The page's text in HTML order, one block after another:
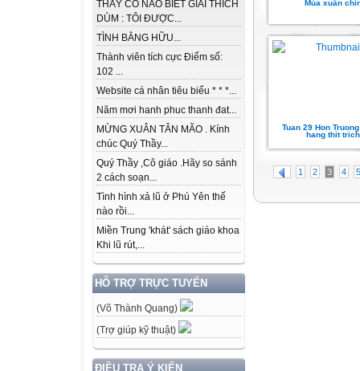
THẦY CÔ NÀO BIẾT GIẢI THÍCH
DÙM : TÔI ĐƯỢC...
TÌNH BẰNG HỮU...
Thành viên tích cực Điểm số:
102 ...
Website cá nhân tiêu biểu * * *...
Năm mơi hanh phuc thanh đat...
MỪNG XUÂN TÂN MÃO . Kính
chúc Quý Thầy...
Quý Thầy ,Cô giáo .Hãy so sánh
2 cách soạn...
Tình hình xả lũ ở Phú Yên thế
nào rồi...
Miền Trung 'khát' sách giáo khoa
Khi lũ rút,...
HỖ TRỢ TRỰC TUYẾN
(Võ Thành Quang)
(Trợ giúp kỹ thuật)
ĐIỀU TRA Ý KIẾN
Mùa xuân
Tuan 29 Hon
hang thit trich
1 2 3 4 5